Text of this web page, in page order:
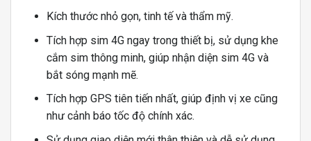
Kích thước nhỏ gọn, tinh tế và thẩm mỹ.
Tích hợp sim 4G ngay trong thiết bị, sử dụng khe
cắm sim thông minh, giúp nhận diện sim 4G và
bắt sóng mạnh mẽ.
Tích hợp GPS tiên tiến nhất, giúp định vị xe cũng
như cảnh báo tốc độ chính xác.